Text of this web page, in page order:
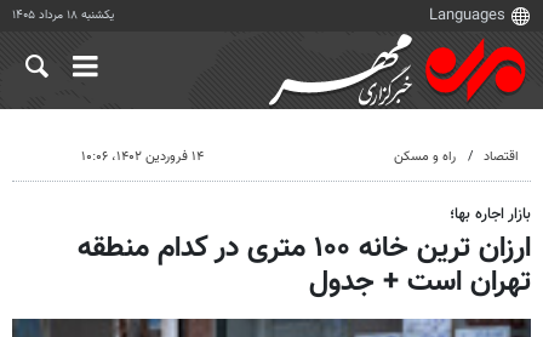
یکشنبه ۱۸ مرداد ۱۴۰۵
اقتصاد راه و مسکن ۱۴ فروردین ۱۴۰۲، ۱۰:۰۶
بازار اجاره بها؛
ارزان ترین خانه ۱۰۰ متری در کدام منطقه
تهران است + جدول